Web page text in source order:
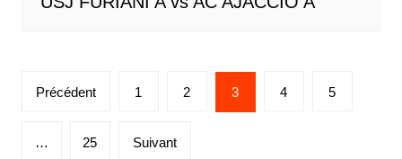
Pagination
publications
Précédent 1 2 3 4 5
… 25 Suivant